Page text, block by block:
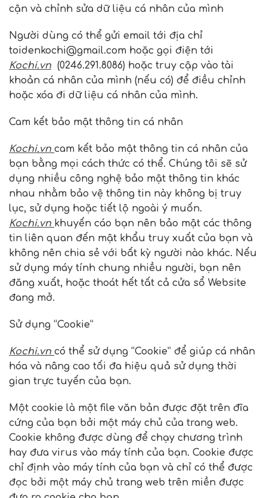
cận và chỉnh sửa dữ liệu cá nhân của mình
Người dùng có thể gửi email tới địa chỉ
toidenkochi@gmail.com hoặc gọi điện tới
Kochi.vn (0246.291.8086) hoặc truy cập vào tài
khoản cá nhân của mình (nếu có) để điều chỉnh
hoặc xóa đi dữ liệu cá nhân của mình.
Cam kết bảo mật thông tin cá nhân
Kochi.vn cam kết bảo mật thông tin cá nhân của
bạn bằng mọi cách thức có thể. Chúng tôi sẽ sử
dụng nhiều công nghệ bảo mật thông tin khác
nhau nhằm bảo vệ thông tin này không bị truy
lục, sử dụng hoặc tiết lộ ngoài ý muốn.
Kochi.vn khuyến cáo bạn nên bảo mật các thông
tin liên quan đến mật khẩu truy xuất của bạn và
không nên chia sẻ với bất kỳ người nào khác. Nếu
sử dụng máy tính chung nhiều người, bạn nên
đăng xuất, hoặc thoát hết tất cả cửa sổ Website
đang mở.
Sử dụng “Cookie”
Kochi.vn có thể sử dụng “Cookie” để giúp cá nhân
hóa và nâng cao tối đa hiệu quả sử dụng thời
gian trực tuyến của bạn.
Một cookie là một file văn bản được đặt trên đĩa
cứng của bạn bởi một máy chủ của trang web.
Cookie không được dùng để chạy chương trình
hay đưa virus vào máy tính của bạn. Cookie được
chỉ định vào máy tính của bạn và chỉ có thể được
đọc bởi một máy chủ trang web trên miền được